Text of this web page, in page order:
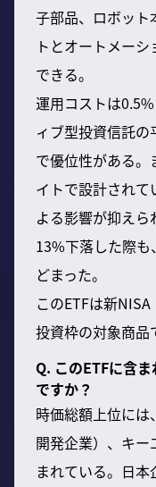
子部品、ロボット
トとオートメー
できる。
運用コストは
ィブ型投資信託
で優位性がある。
イトで設計され
よる影響が抑え
13%下落した際も
どまった。
このETFは新
投資枠の対象商品
Q. このETFに含
ですか？
時価総額上位には
開発企業）、キ
まれている。日